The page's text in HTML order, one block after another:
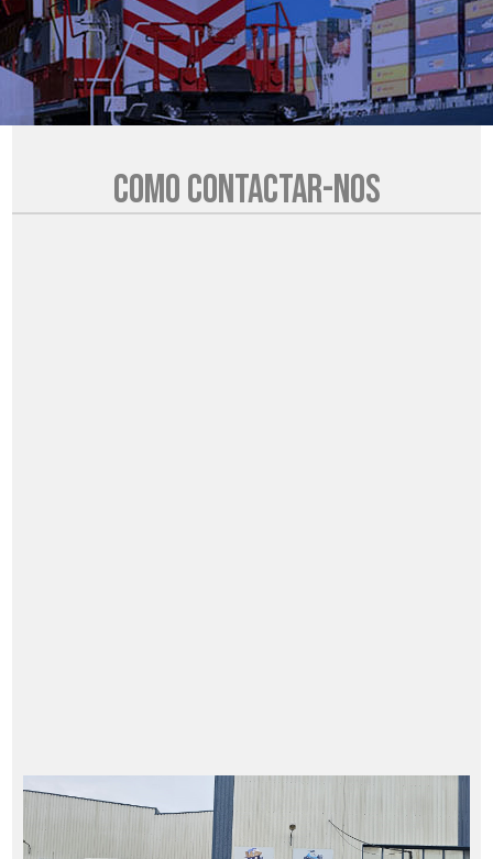
Como contactar-nos